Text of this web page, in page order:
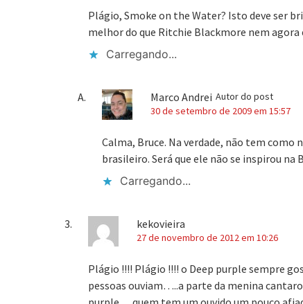
Plágio, Smoke on the Water? Isto deve ser
melhor do que Ritchie Blackmore nem agora
Carregando...
Marco Andrei Autor do post
30 de setembro de 2009 em 15:57
Calma, Bruce. Na verdade, não tem
brasileiro. Será que ele não se inspirou na
Carregando...
kekovieira
27 de novembro de 2012 em 10:26
Plágio !!!! Plágio !!!! o Deep purple sempre
pessoas ouviam…..a parte da menina